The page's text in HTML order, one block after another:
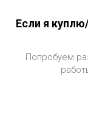
Если я
Попробуем